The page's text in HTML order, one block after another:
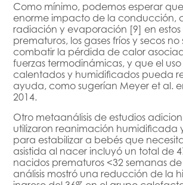
Como mínimo, podemos esperar
enorme impacto de la conducción,
radiación y evaporación [9] en estos
prematuros, los gases fríos y secos
combatir la pérdida de calor
fuerzas termodinámicas, y que el
calentados y humidificados pueda
ayuda, como sugerían Meyer et al.
2014.
Otro metaanálisis de estudios
utilizaron reanimación humidificada
para estabilizar a bebés que
asistida al nacer incluyó un total de
nacidos prematuros <32 semanas
análisis mostró una reducción de la